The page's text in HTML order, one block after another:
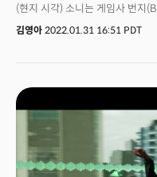
(현지 시각) 소니는 게임사 번지
인수한다고 발표했다. 번지는 마
최고경영자(CEO)는 성명에서"
개발한 업체"라며 인수 이유를 밝
도 피인수합병 소식을 전하며 “
우리의 IP(지적재산권)로 할 수
“우리는 상징적 게임 프랜차이
한다. 우리가 만드는 것은 전 세
김영아 2022.01.31 16:51 PDT